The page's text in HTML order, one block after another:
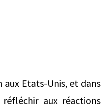
Etats-Unis, et dans
aux réactions